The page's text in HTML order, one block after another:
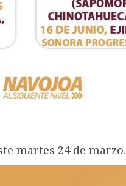
martes 24 de marzo.